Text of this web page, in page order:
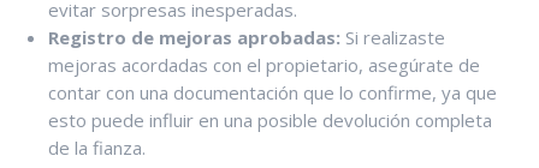
evitar sorpresas inesperadas.
Registro de mejoras aprobadas: Si realizaste
mejoras acordadas con el propietario, asegúrate de
contar con una documentación que lo confirme, ya que
esto puede influir en una posible devolución completa
de la fianza.